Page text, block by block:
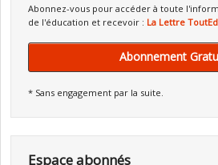
Abonnez-vous pour accéder à toute
de l'éducation et recevoir : La Lettre
Abonnement
* Sans engagement par la suite.
Espace abonnés